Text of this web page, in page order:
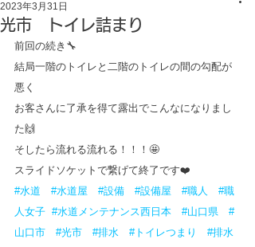
光市 トイレ詰まり
2023年3月31日
前回の続き🔧
結局一階のトイレと二階のトイレの間の勾配が
悪く
お客さんに了承を得て露出でこんなになりまし
た🙌
そしたら流れる流れる！！！🤩
スライドソケットで繋げて終了です❤️
#水道
#水道屋 #設備 #設備屋 #職人
#職
人女子 #水道メンテナンス西日本 #山口県
#
山口市
#光市 #排水 #トイレつまり #排水